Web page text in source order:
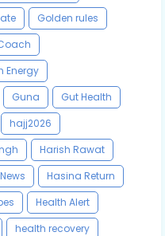
Golden rules
Energy
Guna
Gut Health
hajj2026
Harish Rawat
Hasina Return
Health Alert
health recovery